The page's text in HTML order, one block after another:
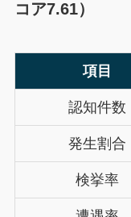
コア7.61）
項目
認知件数
発生割合
検挙率